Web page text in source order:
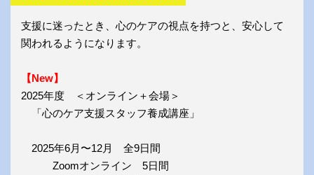
支援に迷ったとき、心のケアの視点を持つと、安心して
関われるようになります。
【New】
2025年度 ＜オンライン＋会場＞
「心のケア支援スタッフ養成講座」
2025年6月〜12月 全9日間
Zoomオンライン 5日間